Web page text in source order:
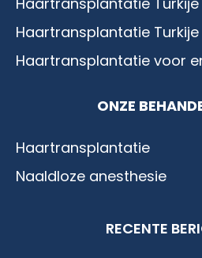
Haartransplantatie
Haartransplantatie voor
ONZE
Haartransplantatie
Naaldloze anesthesie
RECENTE